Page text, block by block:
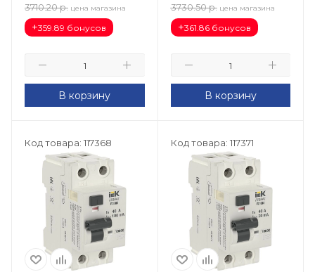
3710.20 р. цена магазина
+359.89 бонусов
В корзину
3730.50 р. цена магазина
+361.86 бонусов
В корзину
Код товара: 117368 Код товара: 117371